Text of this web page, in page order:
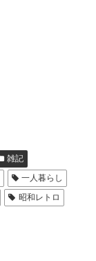
雑記
一人暮らし
昭和レトロ